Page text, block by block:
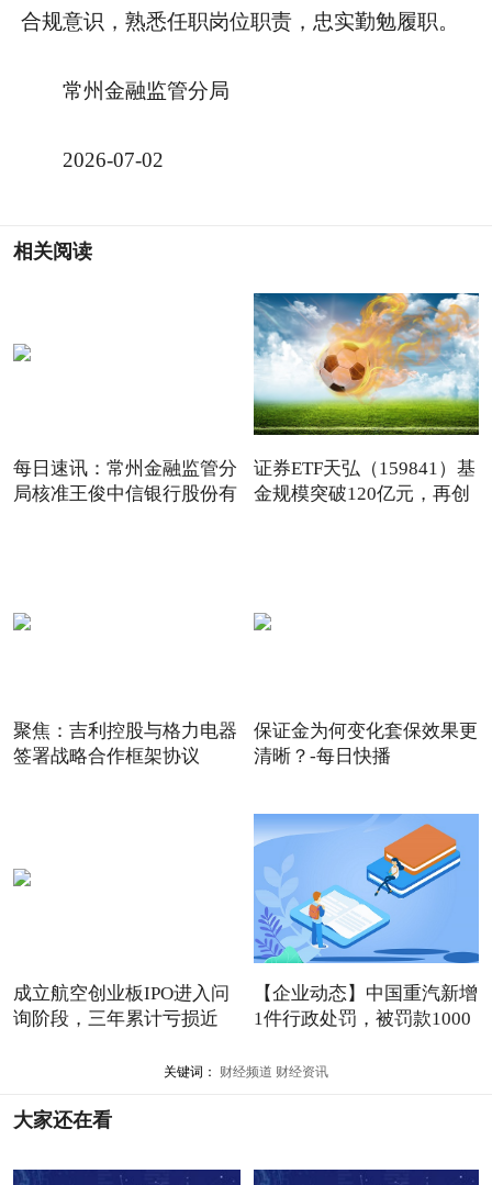
合规意识，熟悉任职岗位职责，忠实勤勉履职。
常州金融监管分局
2026-07-02
相关阅读
每日速讯：常州金融监管分
局核准王俊中信银行股份有
证券ETF天弘（159841）基
金规模突破120亿元，再创
聚焦：吉利控股与格力电器
签署战略合作框架协议
保证金为何变化套保效果更
清晰？-每日快播
成立航空创业板IPO进入问
询阶段，三年累计亏损近
【企业动态】中国重汽新增
1件行政处罚，被罚款1000
关键词： 财经频道 财经资讯
大家还在看